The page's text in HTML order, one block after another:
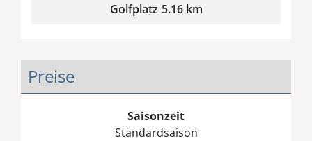
Golfplatz 5.16 km
Preise
Saisonzeit
Standardsaison